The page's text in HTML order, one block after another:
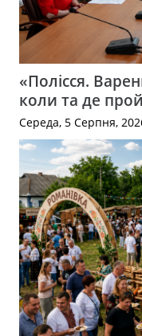
«Полісся.
коли та де
Середа, 5 Серпня,